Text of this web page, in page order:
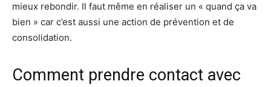
mieux rebondir. Il faut même en réaliser un « quand ça va
bien » car c’est aussi une action de prévention et de
consolidation.
Comment prendre contact avec